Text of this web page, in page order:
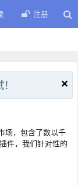
注册
场，包含了数以千
件，我们针对性的